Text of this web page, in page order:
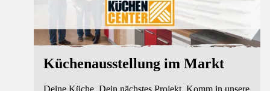
Küchenausstellung im Markt